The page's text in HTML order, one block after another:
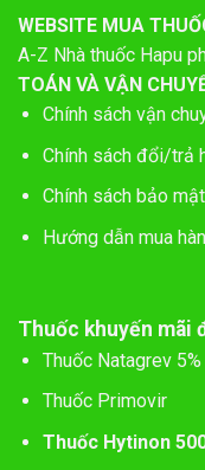
WEBSITE MUA
A-Z Nhà thuốc Hapu
TOÁN VÀ VẬN
Chính sách vận
Chính sách đổi/trả
Chính sách bảo
Hướng dẫn mua
Thuốc khuyến mãi
Thuốc Natagrev 5%
Thuốc Primovir
Thuốc Hytinon